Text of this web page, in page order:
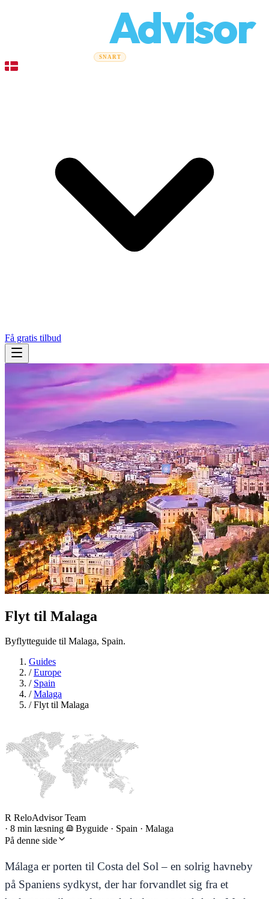
Advisor
Flyttefirmaer SNART
Få gratis tilbud
Flyt til Malaga
Byflytteguide til Malaga, Spain.
Guides
/Europe
/ Spain
/Malaga
/Flyt til Malaga
R ReloAdvisor Team
· 8 min læsning Byguide · Spain · Malaga
På denne side
Málaga er porten til Costa del Sol – en solrig havneby
på Spaniens sydkyst, der har forvandlet sig fra et